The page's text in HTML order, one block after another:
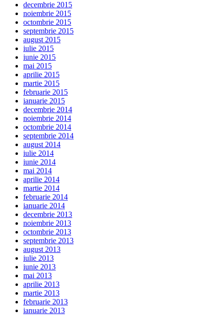
decembrie 2015
noiembrie 2015
octombrie 2015
septembrie 2015
august 2015
iulie 2015
iunie 2015
mai 2015
aprilie 2015
martie 2015
februarie 2015
ianuarie 2015
decembrie 2014
noiembrie 2014
octombrie 2014
septembrie 2014
august 2014
iulie 2014
iunie 2014
mai 2014
aprilie 2014
martie 2014
februarie 2014
ianuarie 2014
decembrie 2013
noiembrie 2013
octombrie 2013
septembrie 2013
august 2013
iulie 2013
iunie 2013
mai 2013
aprilie 2013
martie 2013
februarie 2013
ianuarie 2013